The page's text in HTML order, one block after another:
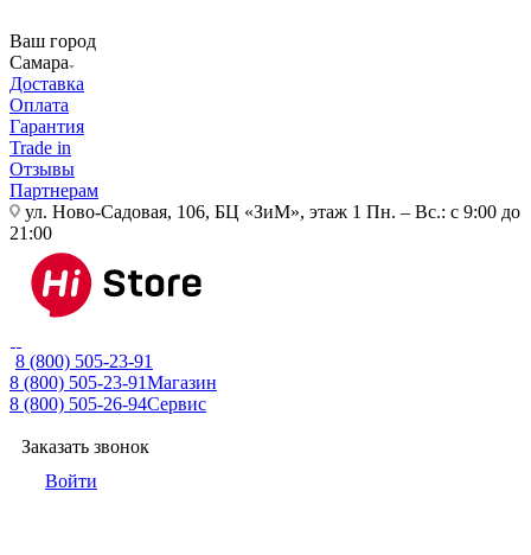
Ваш город
Самара
Доставка
Оплата
Гарантия
Trade in
Отзывы
Партнерам
ул. Ново-Садовая, 106, БЦ «ЗиМ», этаж 1 Пн. – Вс.: с 9:00 до
21:00
8 (800) 505-23-91
8 (800) 505-23-91Магазин
8 (800) 505-26-94Сервис
Заказать звонок
Войти